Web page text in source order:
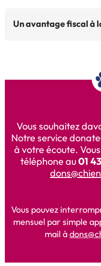
Un avantage fiscal à
Vous souhaitez
Notre service
à votre écoute.
téléphone au01
Vous pouvez
mensuel par simple
mail à